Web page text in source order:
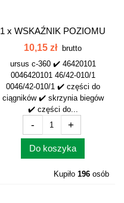
1 x WSKAŹNIK POZIOMU
OLEJU SKRZYNI...
10,15 zł
brutto
ursus c-360 ✔️ 46420101
0046420101 46/42-010/1
0046/42-010/1 ✔️ części do
ciągników ✔️ skrzynia biegów
✔️ części do...
- +
Do koszyka
Kupiło 196 osób